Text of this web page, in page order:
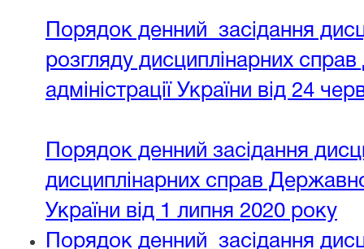
Порядок денний засідання
розгляду дисциплінарних
адміністрації України від 24
Порядок денний засідання
дисциплінарних справ
України від 1 липня 2020 року
Порядок денний засідання